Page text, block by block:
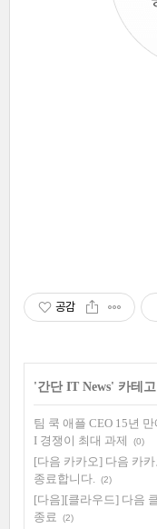
공감
'간단 IT News' 카테
팀 쿡 애플 CEO 15년
I 경쟁이 최대 과제
(0)
[다음 카카오] 다음 카
종료합니다.
(2)
[다음][클라우드] 다음
종료
(2)